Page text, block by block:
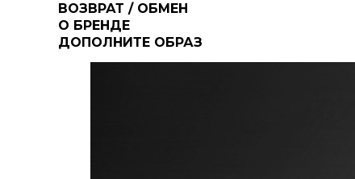
ВОЗВРАТ / ОБМЕН
О БРЕНДЕ
ДОПОЛНИТЕ ОБРАЗ